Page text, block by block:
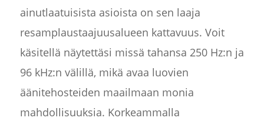
ainutlaatuisista asioista on sen laaja
resamplaustaajuusalueen kattavuus. Voit
käsitellä näytettäsi missä tahansa 250 Hz:n ja
96 kHz:n välillä, mikä avaa luovien
äänitehosteiden maailmaan monia
mahdollisuuksia. Korkeammalla